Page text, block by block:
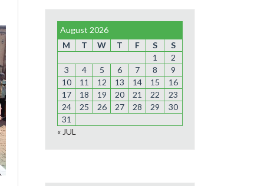
August 2026
M
T W T F S
S
1
2
3
4 5 6 7 8
9
10
11 12 13 14 15
16
17
18 19 20 21 22
23
24
25 26 27 28 29
30
31
« JUL